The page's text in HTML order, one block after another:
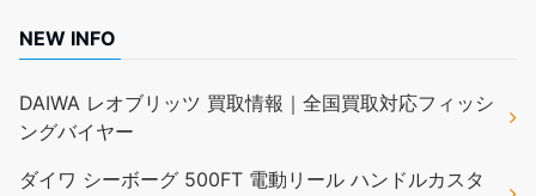
NEW INFO
DAIWA レオブリッツ 買取情報｜全国買取対応フィッシ
ングバイヤー
ダイワ シーボーグ 500FT 電動リール ハンドルカスタ